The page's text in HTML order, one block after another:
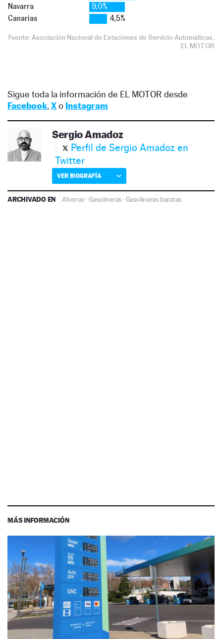
Sigue toda la información de EL MOTOR desde
Facebook, Xo Instagram
Sergio Amadoz
Perfil de Sergio Amadoz en
Twitter
VER BIOGRAFÍA
ARCHIVADO EN Ahorrar·Gasolineras ·Gasolineras baratas
MÁS INFORMACIÓN